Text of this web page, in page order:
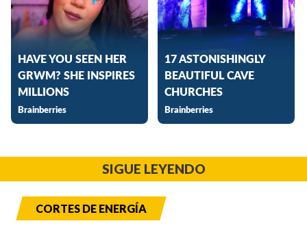
SIGUE LEYENDO
CORTES DE ENERGÍA